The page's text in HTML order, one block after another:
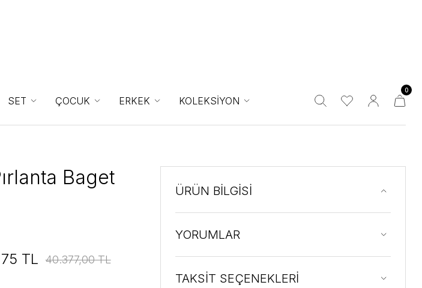
SET ÇOCUK ERKEK KOLEKSİYON
0
Baget
TL 40.377,00 TL
ÜRÜN BİLGİSİ
YORUMLAR
TAKSİT SEÇENEKLERİ